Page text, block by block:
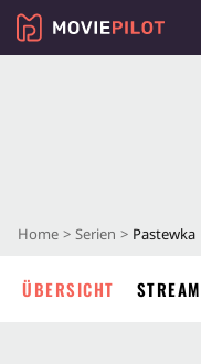
Home Serien Pastewka
ÜBERSICHT STREAM